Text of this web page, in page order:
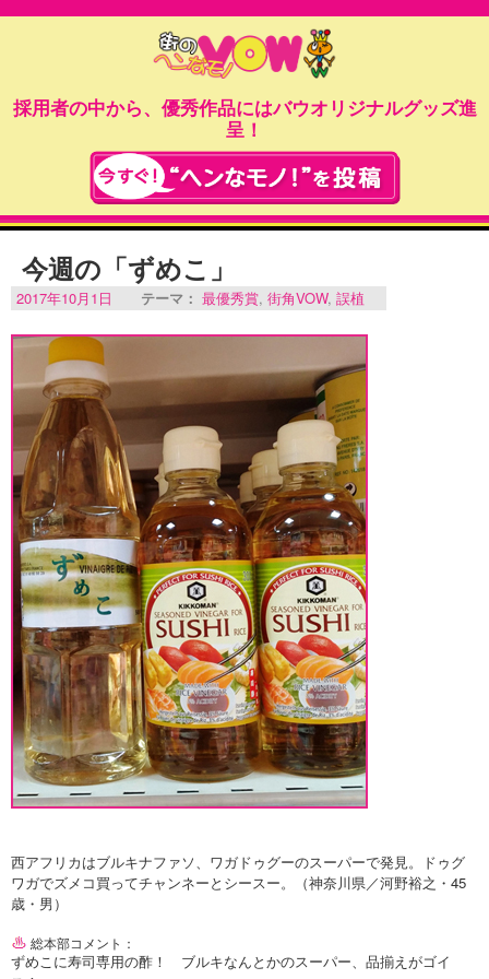
採用者の中から、優秀作品にはバウオリジナルグッズ進
呈！
今週の「ずめこ」
2017年10月1日 テーマ： 最優秀賞, 街角VOW, 誤植
西アフリカはブルキナファソ、ワガドゥグーのスーパーで発見。ドゥグ
ワガでズメコ買ってチャンネーとシースー。（神奈川県／河野裕之・45
歳・男）
総本部コメント：
ずめこに寿司専用の酢！ ブルキなんとかのスーパー、品揃えがゴイ